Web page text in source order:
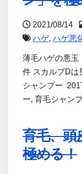
2021/08/14
ハゲ, ハゲ悪
薄毛ハゲの悪玉
件 スカルプDは
シャンプー
ー, 育毛シャン
育毛、頭
極める！